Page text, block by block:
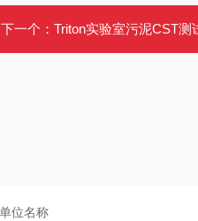
下一个： Triton实验室污泥CST测